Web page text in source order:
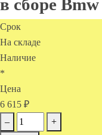
в сборе
Срок
На складе
Наличие
*
Цена
6 615 ₽
–
+